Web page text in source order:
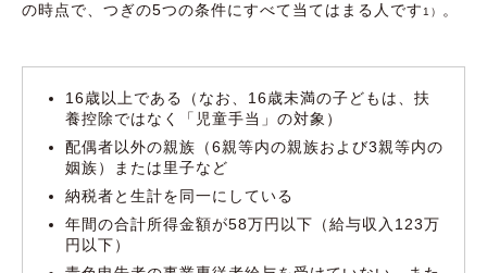
の時点で、つぎの5つの条件にすべて当てはまる人です1） 。
16歳以上である（なお、16歳未満の子どもは、扶
養控除ではなく「児童手当」の対象）
配偶者以外の親族（6親等内の親族および3親等内の
姻族）または里子など
納税者と生計を同一にしている
年間の合計所得金額が58万円以下（給与収入123万
円以下）